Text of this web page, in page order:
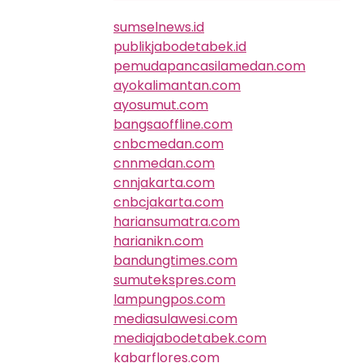
sumselnews.id
publikjabodetabek.id
pemudapancasilamedan.com
ayokalimantan.com
ayosumut.com
bangsaoffline.com
cnbcmedan.com
cnnmedan.com
cnnjakarta.com
cnbcjakarta.com
hariansumatra.com
harianikn.com
bandungtimes.com
sumutekspres.com
lampungpos.com
mediasulawesi.com
mediajabodetabek.com
kabarflores.com